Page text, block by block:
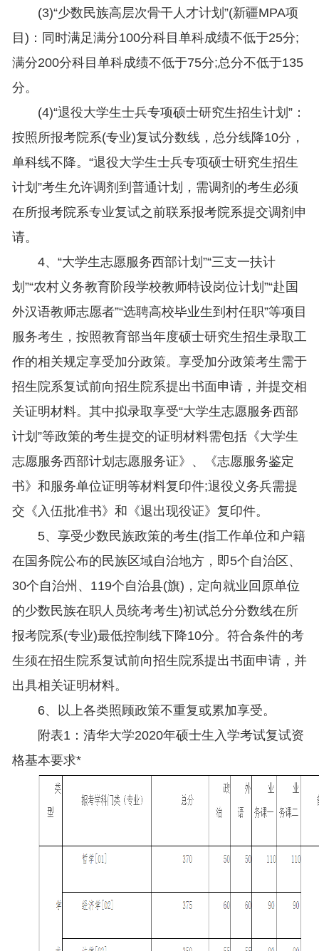
(3)“少数民族高层次骨干人才计划”(新疆MPA项
目)：同时满足满分100分科目单科成绩不低于25分;
满分200分科目单科成绩不低于75分;总分不低于135
分。
(4)“退役大学生士兵专项硕士研究生招生计划”：
按照所报考院系(专业)复试分数线，总分线降10分，
单科线不降。“退役大学生士兵专项硕士研究生招生
计划”考生允许调剂到普通计划，需调剂的考生必须
在所报考院系专业复试之前联系报考院系提交调剂申
请。
4、“大学生志愿服务西部计划”“三支一扶计
划”“农村义务教育阶段学校教师特设岗位计划”“赴国
外汉语教师志愿者”“选聘高校毕业生到村任职”等项目
服务考生，按照教育部当年度硕士研究生招生录取工
作的相关规定享受加分政策。享受加分政策考生需于
招生院系复试前向招生院系提出书面申请，并提交相
关证明材料。其中拟录取享受“大学生志愿服务西部
计划”等政策的考生提交的证明材料需包括《大学生
志愿服务西部计划志愿服务证》、《志愿服务鉴定
书》和服务单位证明等材料复印件;退役义务兵需提
交《入伍批准书》和《退出现役证》复印件。
5、享受少数民族政策的考生(指工作单位和户籍
在国务院公布的民族区域自治地方，即5个自治区、
30个自治州、119个自治县(旗)，定向就业回原单位
的少数民族在职人员统考考生)初试总分分数线在所
报考院系(专业)最低控制线下降10分。符合条件的考
生须在招生院系复试前向招生院系提出书面申请，并
出具相关证明材料。
6、以上各类照顾政策不重复或累加享受。
附表1：清华大学2020年硕士生入学考试复试资
格基本要求*